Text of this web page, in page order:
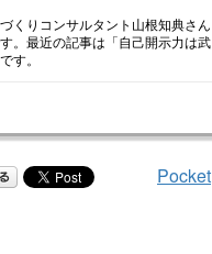
くりコンサルタント山根知典さん
。最近の記事は「自己開示力は武
す。
Pocket